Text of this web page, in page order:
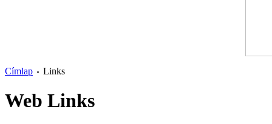
Címlap Links
Web Links